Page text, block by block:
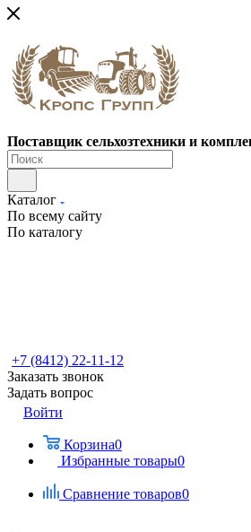
Поставщик сельхозтехники и
Каталог
По всему сайту
По каталогу
+7 (8412) 22-11-12
Заказать звонок
Задать вопрос
Войти
Корзина0
Избранные товары0
Сравнение товаров0